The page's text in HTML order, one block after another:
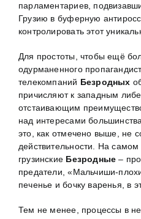
парламентариев,
Грузию в буферную
контролировать этот
Для простоты, чтобы ещё
одурманенного
телекомпаний Безродных
причисляют к западным
отстаивающим
над интересами
это, как отмечено выше, не
действительности. На самом
грузинские Безродные –
предатели, «Мальчиши-
печенье и бочку варенья, в
Тем не менее, процессы в